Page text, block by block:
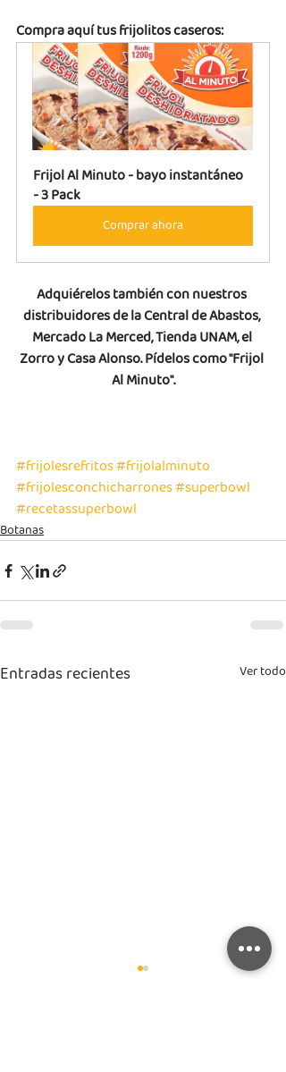
Compra aquí tus frijolitos caseros:
Frijol Al Minuto - bayo instantáneo
- 3 Pack
Comprar ahora
Adquiérelos también con nuestros
distribuidores de la Central de Abastos,
Mercado La Merced, Tienda UNAM, el
Zorro y Casa Alonso. Pídelos como "Frijol
Al Minuto".
#frijolesrefritos#frijolalminuto
#frijolesconchicharrones#superbowl
#recetassuperbowl
Botanas
Entradas recientes Ver todo